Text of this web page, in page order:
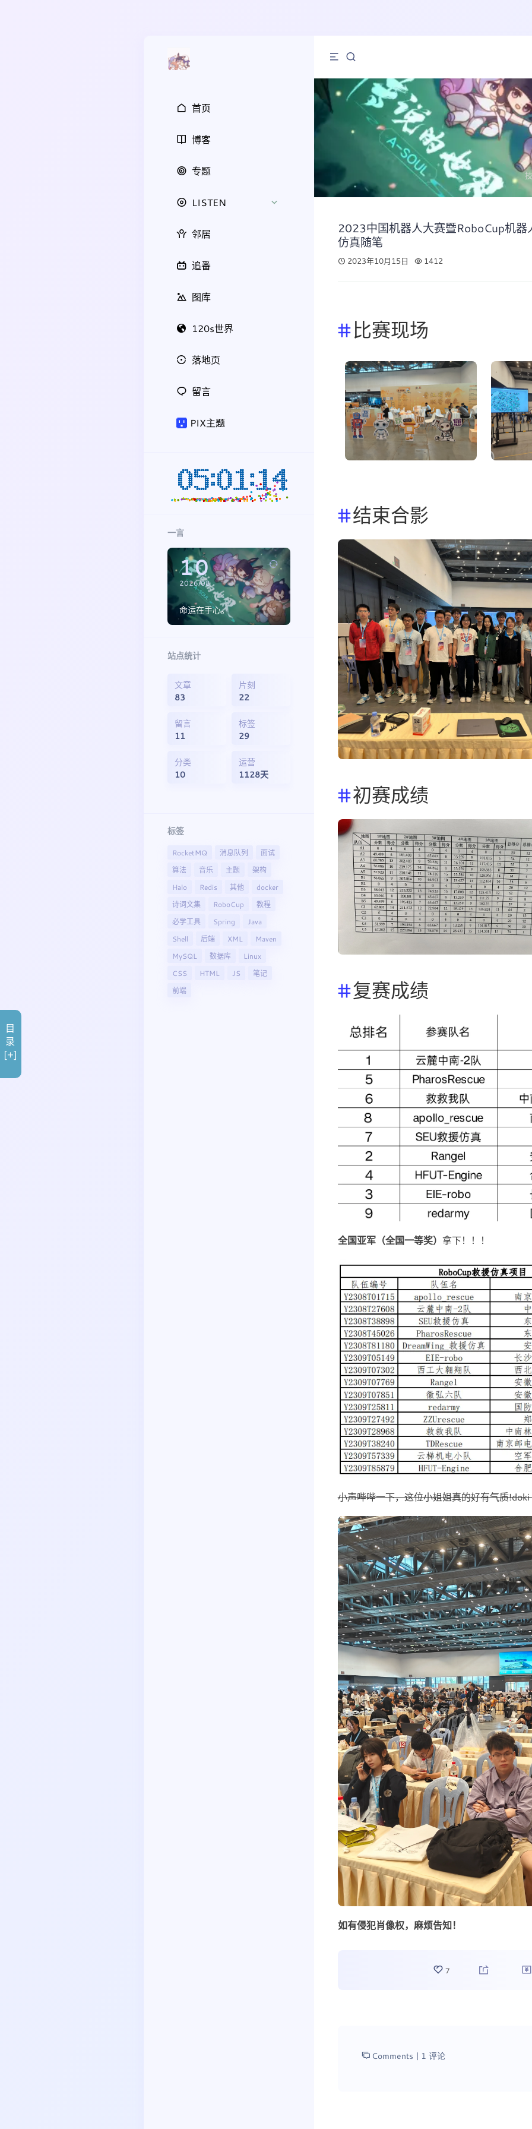
首页
博客
专题
LISTEN
邻居
追番
图库
120s世界
落地页
留言
PIX主题
一言
10
2026/08
命运在手心。
站点统计
文章
83
片刻
22
留言
11
标签
29
分类
10
运营
1128天
标签
RocketMQ 消息队列
面试
算法
音乐 主题
架构
Halo
Redis 其他
docker
诗词文集
RoboCup
教程
必学工具
Spring
Java
Shell
后端 XML
Maven
MySQL
数据库
Linux
CSS
HTML JS
笔记
前端
2023中国机器人大赛暨RoboCup机器
仿真随笔
2023年10月15日 1412
比赛现场
结束合影
初赛成绩
复赛成绩
全国亚军（全国一等奖） 拿下！！！
小声哔哔一下，这位小姐姐真的好有气质
如有侵犯肖像权，麻烦告知！
7
Comments | 1 评论
目
录
[+]